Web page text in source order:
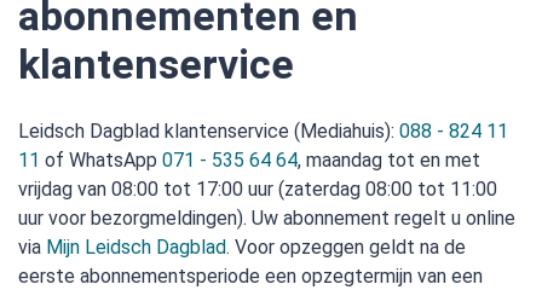
abonnementen en
klantenservice
Leidsch Dagblad klantenservice (Mediahuis): 088 - 824 11
11 of WhatsApp 071 - 535 64 64, maandag tot en met
vrijdag van 08:00 tot 17:00 uur (zaterdag 08:00 tot 11:00
uur voor bezorgmeldingen). Uw abonnement regelt u online
via Mijn Leidsch Dagblad. Voor opzeggen geldt na de
eerste abonnementsperiode een opzegtermijn van een